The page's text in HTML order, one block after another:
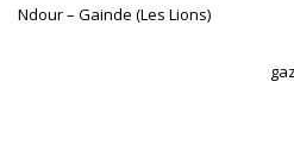
Ndour – Gainde (Les Lions)